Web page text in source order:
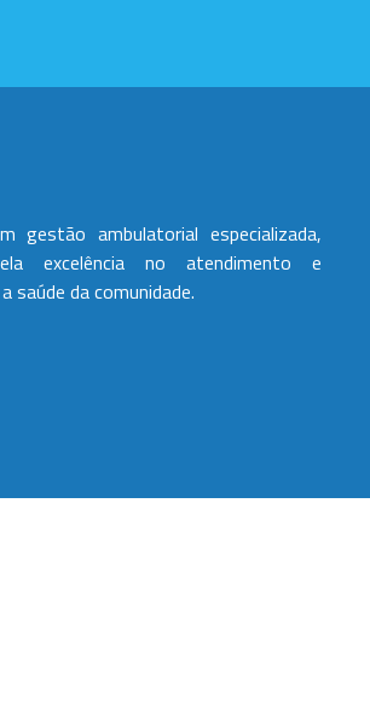
gestão ambulatorial especializada,
excelência no atendimento e
saúde da comunidade.